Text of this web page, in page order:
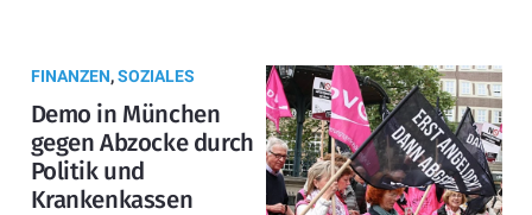
FINANZEN,SOZIALES
Demo in München
gegen Abzocke durch
Politik und
Krankenkassen